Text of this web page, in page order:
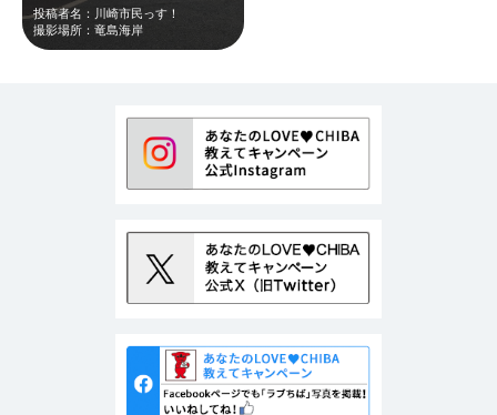
投稿者名：川崎市民っす！
撮影場所：竜島海岸